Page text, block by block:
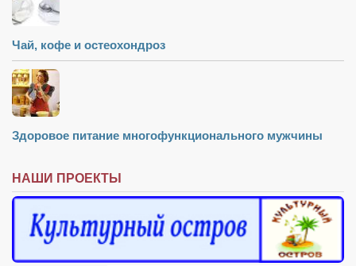
Чай, кофе и остеохондроз
Здоровое питание многофункционального мужчины
НАШИ ПРОЕКТЫ